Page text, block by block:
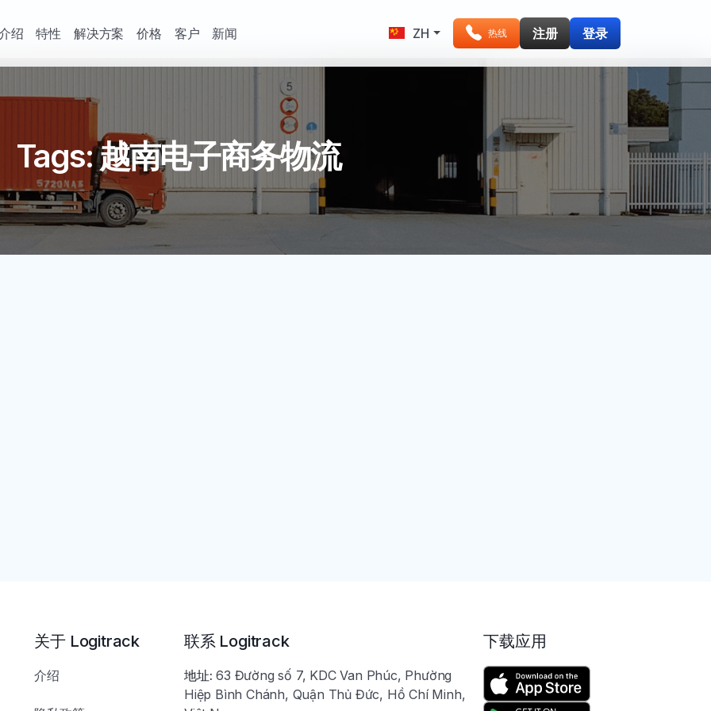
绍 特性 解决方案 价格 客户 新闻 ZH 热线 注册 登录
Tags: 越南电子商务物流
关于 Logitrack
介绍
联系 Logitrack
地址: 63 Đường số 7, KDC Van Phúc, Phường
Hiệp Bình Chánh, Quận Thủ Đức, Hồ Chí Minh,
下载应用